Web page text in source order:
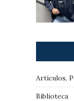
Artículos,
Biblioteca